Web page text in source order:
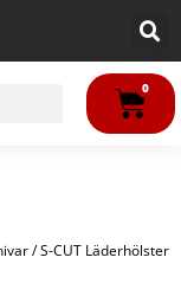
0
/ S-CUT Läderhölster